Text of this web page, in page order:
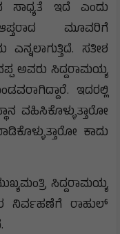
ಸಾಧ್ಯತೆ ಇದೆ ಎಂದು
ಮೂವರಿಗೆ
ಸತೀಶ
ಅವರು ಸಿದ್ದರಾಮಯ್ಯ
ಇದರಲ್ಲಿ
ವಹಿಸಿಕೊಳ್ಳುತ್ತಾರೋ
ಕಾದು
ಸಿದ್ದರಾಮಯ್ಯ
ನಿರ್ವಹಣೆಗೆ ರಾಹುಲ್